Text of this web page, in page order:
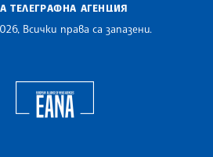
ТЕЛЕГРАФНА АГЕНЦИЯ
Всички права са запазени.
Assocoation of the Balkan News Agencies